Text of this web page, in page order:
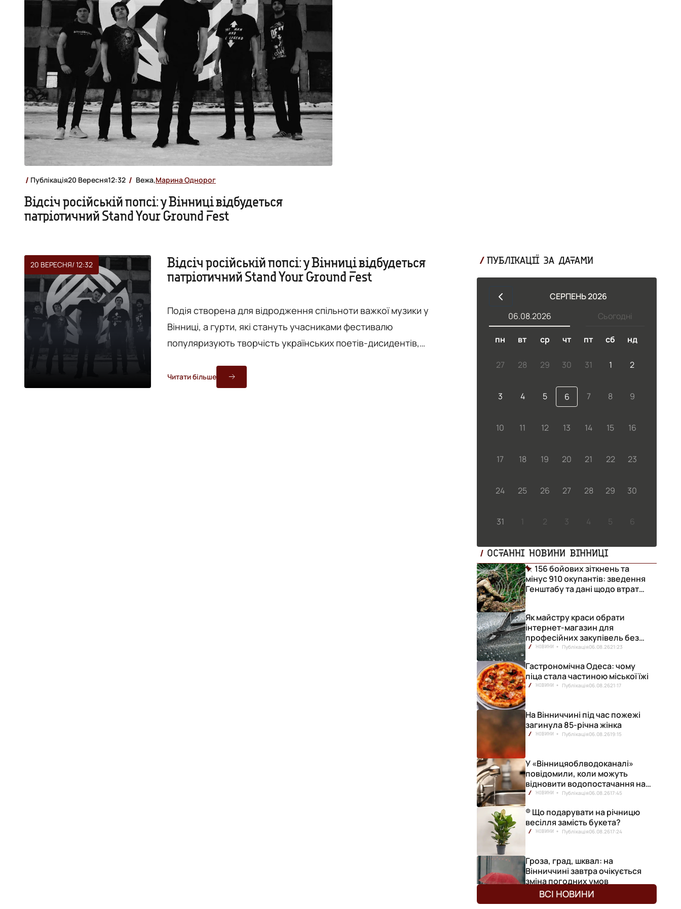
Публікація20 Вересня12:32 Вежа,Марина Однорог
Відсіч російській попсі: у Вінниці відбудеться
патріотичний Stand Your Ground Fest
20 ВЕРЕСНЯ/ 12:32
Відсіч російській попсі: у Вінниці відбудеться
патріотичний Stand Your Ground Fest
Подія створена для відродження спільноти важкої музики у
Вінниці, а гурти, які стануть учасниками фестивалю
популяризують творчість українських поетів-дисидентів,
Підкова» (колишній кінотеатр «Росія») відбудеться другий у
Вінниці патріотичний метал-фест Stand Your Ground Fest.
Читати більше
ПУБЛІКАЦІЇ ЗА ДАТАМИ
СЕРПЕНЬ 2026
Сьогодні
06.08.2026
пн вт ср чт пт сб нд
27 28 29 30 31 1 2
3 4 5 6 7 8 9
10 11 12 13 14 15 16
17 18 19 20 21 22 23
24 25 26 27 28 29 30
31 1 2 3 4 5 6
ОСТАННІ НОВИНИ ВІННИЦІ
156 бойових зіткнень та
мінус 910 окупантів: зведення
Генштабу та дані щодо втрат
Як майстру краси обрати
інтернет-магазин для
професійних закупівель без
ризику переплат
НОВИНИ Публікація06.08.2621:23
Гастрономічна Одеса: чому
піца стала частиною міської їжі
НОВИНИ Публікація06.08.2621:17
На Вінниччині під час пожежі
загинула 85-річна жінка
НОВИНИ Публікація06.08.2619:15
У «Вінницяоблводоканалі»
повідомили, коли можуть
відновити водопостачання на
лівобережжі міста
НОВИНИ Публікація06.08.2617:45
® Що подарувати на річницю
весілля замість букета?
НОВИНИ Публікація06.08.2617:24
Гроза, град, шквал: на
Вінниччині завтра очікується
зміна погодних умов
НОВИНИ Публікація06.08.26
ВСІ НОВИНИ